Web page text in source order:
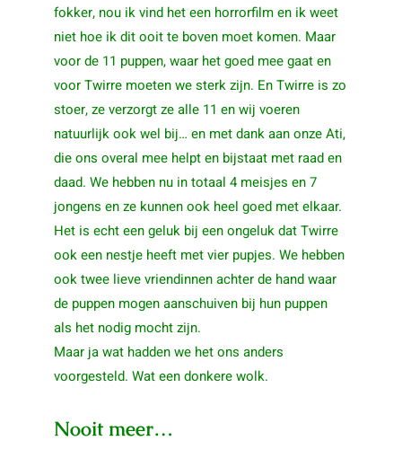
fokker, nou ik vind het een horrorfilm en ik weet
niet hoe ik dit ooit te boven moet komen. Maar
voor de 11 puppen, waar het goed mee gaat en
voor Twirre moeten we sterk zijn. En Twirre is zo
stoer, ze verzorgt ze alle 11 en wij voeren
natuurlijk ook wel bij… en met dank aan onze Ati,
die ons overal mee helpt en bijstaat met raad en
daad. We hebben nu in totaal 4 meisjes en 7
jongens en ze kunnen ook heel goed met elkaar.
Het is echt een geluk bij een ongeluk dat Twirre
ook een nestje heeft met vier pupjes. We hebben
ook twee lieve vriendinnen achter de hand waar
de puppen mogen aanschuiven bij hun puppen
als het nodig mocht zijn.
Maar ja wat hadden we het ons anders
voorgesteld. Wat een donkere wolk.
Nooit meer…